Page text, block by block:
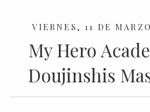
VIERNES, 11 DE
My Hero
Doujinshis